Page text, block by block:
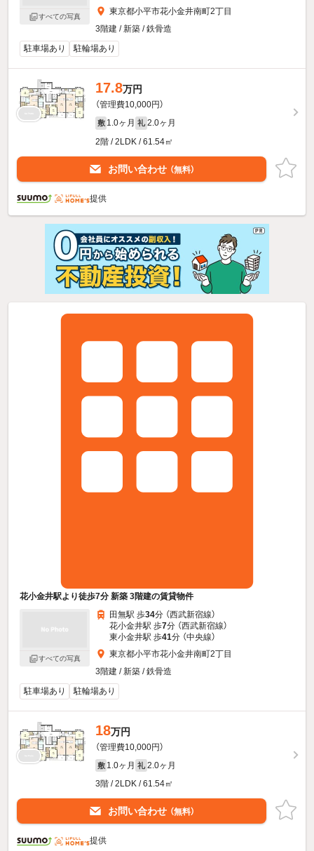
すべての写真
東京都小平市花小金井南町2丁目
3階建 / 新築 / 鉄骨造
駐車場あり
駐輪場あり
17.8万円
（管理費10,000円）
敷 1.0ヶ月 礼 2.0ヶ月
2階 / 2LDK / 61.54㎡
お問い合わせ （無料）
提供
花小金井駅より徒歩7分 新築 3階建の賃貸物件
すべての写真
田無駅 歩34分 （西武新宿線）
花小金井駅 歩7分 （西武新宿線）
東小金井駅 歩41分 （中央線）
東京都小平市花小金井南町2丁目
3階建 / 新築 / 鉄骨造
駐車場あり
駐輪場あり
18万円
（管理費10,000円）
敷 1.0ヶ月 礼 2.0ヶ月
3階 / 2LDK / 61.54㎡
お問い合わせ （無料）
提供